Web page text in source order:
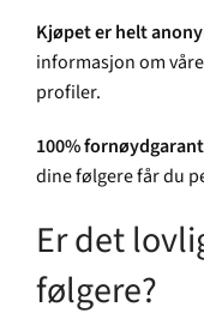
Kjøpet er helt
informasjon om
profiler.
100%
dine følgere får du
Er det
følgere?